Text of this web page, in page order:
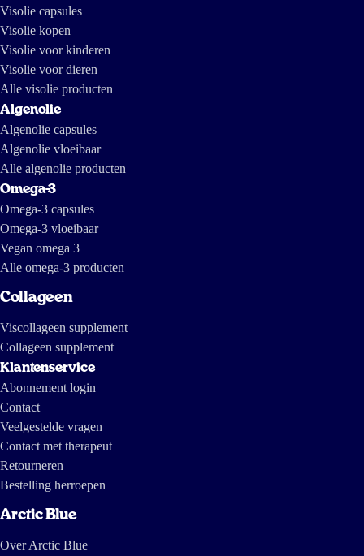
Visolie capsules
Visolie kopen
Visolie voor kinderen
Visolie voor dieren
Alle visolie producten
Algenolie
Algenolie capsules
Algenolie vloeibaar
Alle algenolie producten
Omega-3
Omega-3 capsules
Omega-3 vloeibaar
Vegan omega 3
Alle omega-3 producten
Collageen
Viscollageen supplement
Collageen supplement
Klantenservice
Abonnement login
Contact
Veelgestelde vragen
Contact met therapeut
Retourneren
Bestelling herroepen
Arctic Blue
Over Arctic Blue